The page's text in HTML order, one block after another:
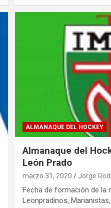
ALMANAQUE DEL HOCKEY
Almanaque del
León Prado
marzo 31, 2020 Jorge
Fecha de formación de la
Leonpradinos,